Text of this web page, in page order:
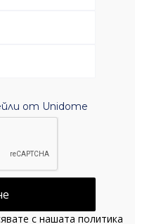
от Unidome
с нашата политика